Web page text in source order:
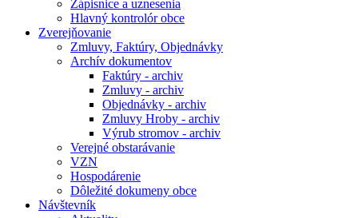
Zápisnice a uznesenia
Hlavný kontrolór obce
Zverejňovanie
Zmluvy, Faktúry, Objednávky
Archív dokumentov
Faktúry - archiv
Zmluvy - archiv
Objednávky - archiv
Zmluvy Hroby - archiv
Výrub stromov - archiv
Verejné obstarávanie
VZN
Hospodárenie
Dôležité dokumeny obce
Návštevník